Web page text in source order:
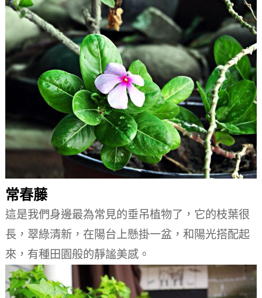
常春藤
這是我們身邊最為常見的垂吊植物了，它的枝葉很
長，翠綠清新，在陽台上懸掛一盆，和陽光搭配起
來，有種田園般的靜謐美感。